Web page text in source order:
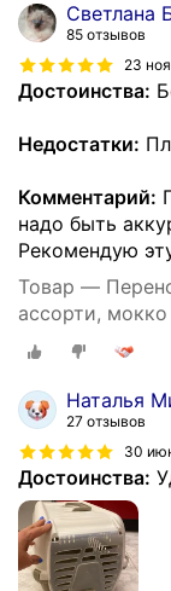
Светлана
85 отзывов
23
Достоинства:
Недостатки:
Комментарий:
надо быть
Рекомендую
Товар —
ассорти, мокко
Наталья
27 отзывов
30
Достоинства: